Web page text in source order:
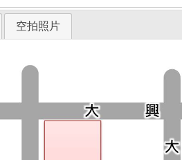
空拍照片